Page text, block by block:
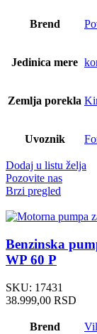
Brend
Jedinica mere
Zemlja porekla
Uvoznik
Dodaj u listu želja
Pozovite nas
Brzi pregled
Benzinska
WP 60 P
SKU: 17431
38.999,00 RSD
Brend